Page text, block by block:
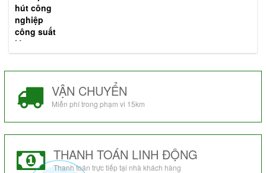
VẬN CHUYỂN
Miễn phí trong phạm vi 15km
THANH TOÁN LINH ĐỘNG
Thanh toán trực tiếp tại nhà khách hàng